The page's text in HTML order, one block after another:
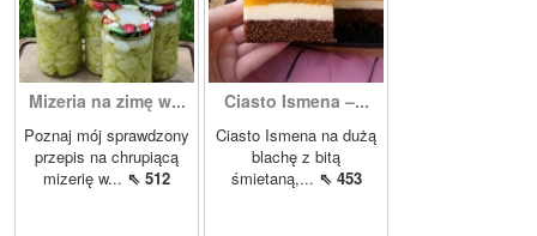
Mizeria na zimę w...
Poznaj mój sprawdzony
przepis na chrupiącą
mizerię w... ⇖ 512
Ciasto Ismena –...
Ciasto Ismena na dużą
blachę z bitą
śmietaną,... ⇖ 453